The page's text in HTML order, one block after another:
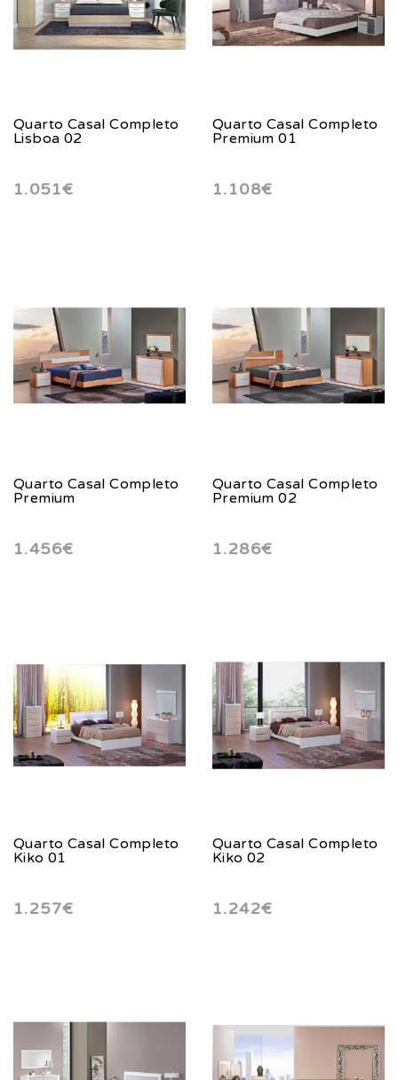
Quarto Casal Completo
Lisboa 02
1.051€
Quarto Casal Completo
Premium 01
1.108€
Quarto Casal Completo
Premium
1.456€
Quarto Casal Completo
Premium 02
1.286€
Quarto Casal Completo
Kiko 01
1.257€
Quarto Casal Completo
Kiko 02
1.242€